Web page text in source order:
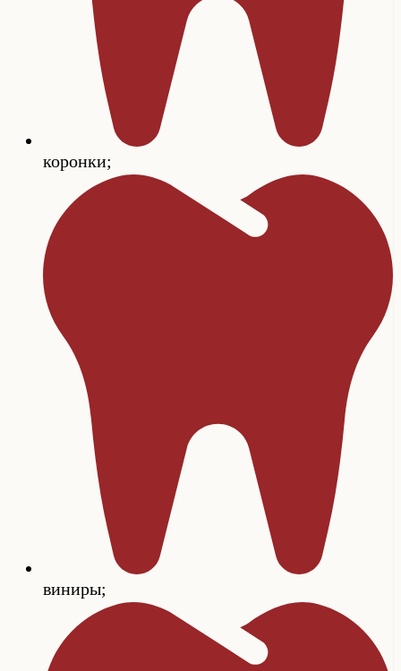
коронки;
виниры;